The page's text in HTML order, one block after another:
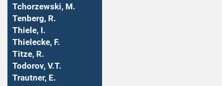
Tchorzewski, M.
Tenberg, R.
Thiele, I.
Thielecke, F.
Titze, R.
Todorov, V.T.
Trautner, E.